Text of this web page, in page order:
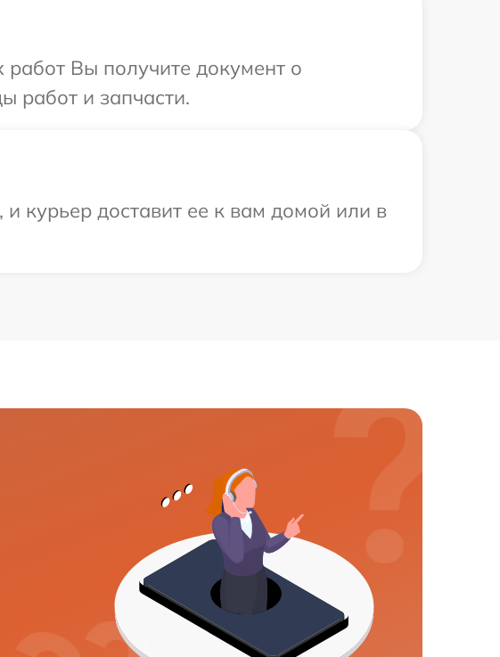
Вы получите документ о
работ и запчасти.
курьер доставит ее к вам домой или в